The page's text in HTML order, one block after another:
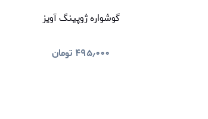
گوشواره ژوپینگ آویز
۴۹۵٫۰۰۰ تومان